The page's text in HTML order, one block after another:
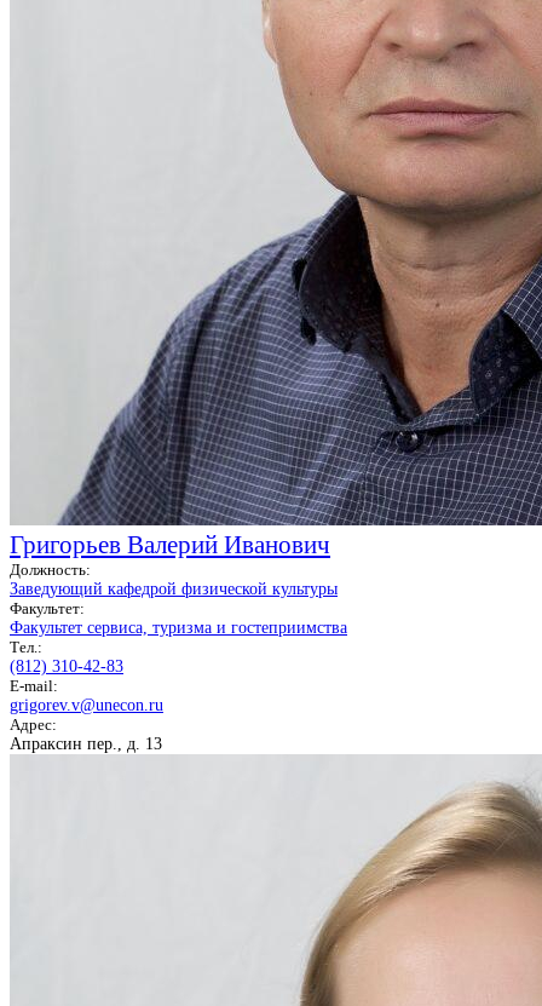
Григорьев Валерий Иванович
Должность:
Заведующий кафедрой физической культуры
Факультет:
Факультет сервиса, туризма и гостеприимства
Тел.:
(812) 310-42-83
E-mail:
grigorev.v@unecon.ru
Адрес:
Апраксин пер., д. 13